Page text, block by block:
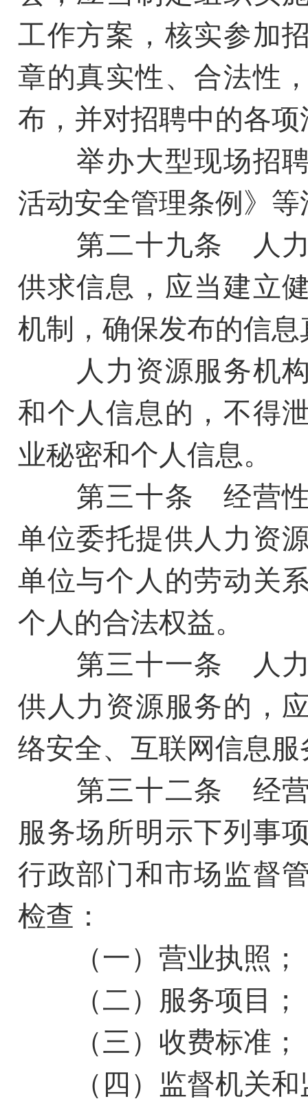
工作方案，核实参加
章的真实性、合法性
布，并对招聘中的各
举办大型现场招聘
活动安全管理条例》
第二十九条 人力
供求信息，应当建立
机制，确保发布的信
人力资源服务机构
和个人信息的，不得
业秘密和个人信息。
第三十条 经营性
单位委托提供人力资
单位与个人的劳动关
个人的合法权益。
第三十一条 人力
供人力资源服务的，
络安全、互联网信息
第三十二条 经营
服务场所明示下列事
行政部门和市场监督
检查：
（一）营业执照；
（二）服务项目；
（三）收费标准；
（四）监督机关和